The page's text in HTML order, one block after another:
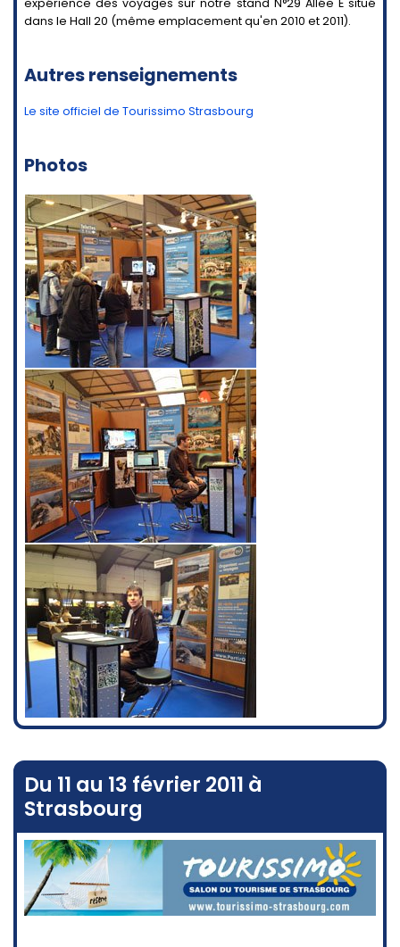
dans le Hall 20 (même emplacement qu'en 2010 et 2011).
Autres renseignements
Le site officiel de Tourissimo Strasbourg
Photos
Du 11 au 13 février 2011 à
Strasbourg